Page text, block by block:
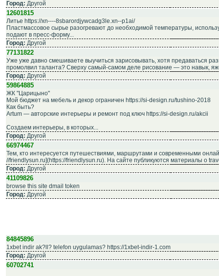
Город: Другой
12601815
Литье https://xn----8sbarordjywcadg3le.xn--p1ai/
Пластмассовое сырье разогревают до необходимой температуры,
подают в пресс-форму...
Город: Другой
77131822
Уже уже давно смешиваете выучиться зарисовывать, хотя предаваться
промолвил таланта? Сверху самый-самом деле рисование — это навык,
Город: Другой
59864885
ЖК "Царицыно"
Мой бюджет на мебель и декор ограничен https://si-design.ru/tushino-2018
Как быть?
Artum — авторские интерьеры и ремонт под ключ https://si-design.ru/akcii
Создаем интерьеры, в которых...
Город: Другой
66974467
Тем, кто интересуется путешествиями, маршрутами и современными
//friendlysun.ru](https://friendlysun.ru). На сайте публикуются материалы о
Город: Другой
41109826
browse this site dmail token
Город: Другой
84845896
1xbet indir ak?ll? telefon uygulamas? https://1xbet-indir-1.com
Город: Другой
60702741